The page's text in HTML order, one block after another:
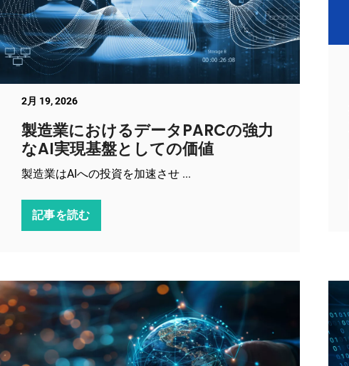
2月 19, 2026
製造業におけるデータPARCの強力
なAI実現基盤としての価値
製造業はAIへの投資を加速させ ...
記事を読む